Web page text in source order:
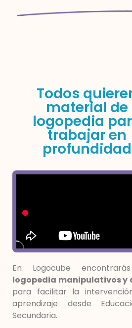
Todos
material de
logopedia
trabajar en
profundidad
En Logocube
logopedia manipulativos y
para facilitar la
aprendizaje desde
Secundaria.